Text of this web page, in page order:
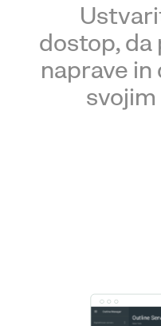
dostop, da
naprave